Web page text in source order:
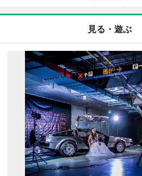
見る・遊ぶ